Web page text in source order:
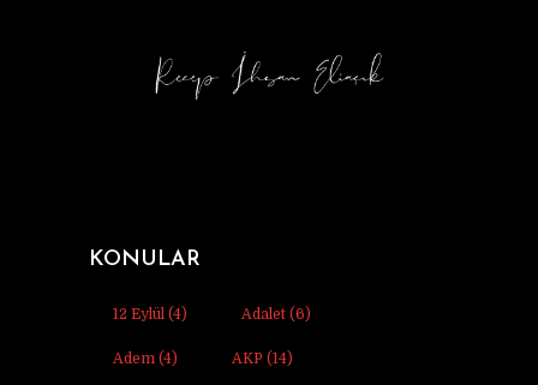
KONULAR
12 Eylül (4) Adalet (6)
Adem (4) AKP (14)